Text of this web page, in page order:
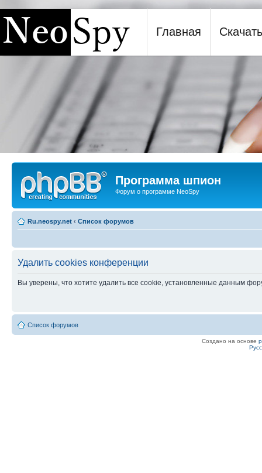
Программа шпион NeoSpy
Главная Скачать
Программа шпион
Форум о программе NeoSpy
Ru.neospy.net ‹ Список форумов
Удалить cookies конференции
Вы уверены, что хотите удалить все cookie, установленные данным
Список форумов
Создано на основе